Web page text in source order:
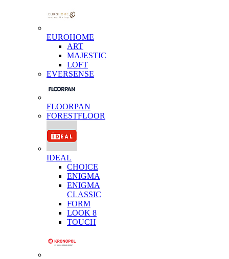
EUROHOME
ART
MAJESTIC
LOFT
EVERSENSE
FLOORPAN
FORESTFLOOR
IDEAL
CHOICE
ENIGMA
ENIGMA
CLASSIC
FORM
LOOK 8
TOUCH